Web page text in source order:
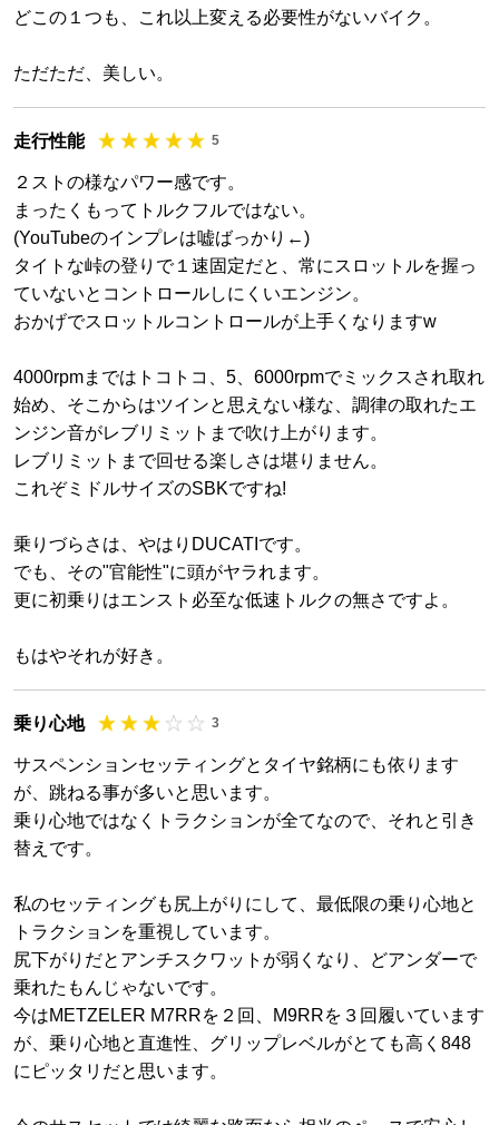
どこの１つも、これ以上変える必要性がないバイク。
ただただ、美しい。
走行性能 5
２ストの様なパワー感です。
まったくもってトルクフルではない。
(YouTubeのインプレは嘘ばっかり←)
タイトな峠の登りで１速固定だと、常にスロットルを握っ
ていないとコントロールしにくいエンジン。
おかげでスロットルコントロールが上手くなりますw
4000rpmまではトコトコ、5、6000rpmでミックスされ取れ
始め、そこからはツインと思えない様な、調律の取れたエ
ンジン音がレブリミットまで吹け上がります。
レブリミットまで回せる楽しさは堪りません。
これぞミドルサイズのSBKですね!
乗りづらさは、やはりDUCATIです。
でも、その"官能性"に頭がヤラれます。
更に初乗りはエンスト必至な低速トルクの無さですよ。
もはやそれが好き。
乗り心地 3
サスペンションセッティングとタイヤ銘柄にも依ります
が、跳ねる事が多いと思います。
乗り心地ではなくトラクションが全てなので、それと引き
替えです。
私のセッティングも尻上がりにして、最低限の乗り心地と
トラクションを重視しています。
尻下がりだとアンチスクワットが弱くなり、どアンダーで
乗れたもんじゃないです。
今はMETZELER M7RRを２回、M9RRを３回履いています
が、乗り心地と直進性、グリップレベルがとても高く848
にピッタリだと思います。